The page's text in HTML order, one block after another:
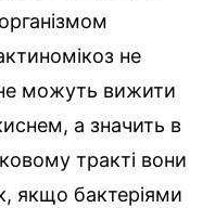
не
можуть вижити
а значить в
тракті вони
якщо бактеріями